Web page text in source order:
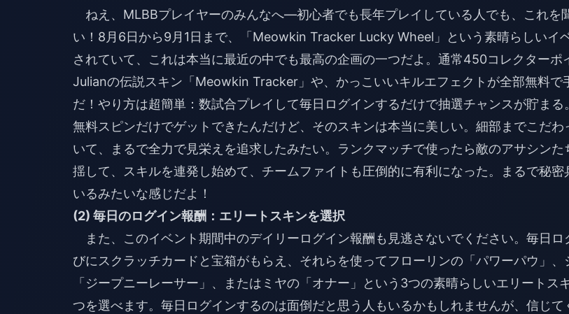
ねえ、MLBBプレイヤーのみんなへ—初心者でも長年プレイしている人でも、これを
い！8月6日から9月1日まで、「Meowkin Tracker Lucky Wheel」という素晴らしいイ
されていて、これは本当に最近の中でも最高の企画の一つだよ。通常450コレクターポ
Julianの伝説スキン「Meowkin Tracker」や、かっこいいキルエフェクトが全部無料で
だ！やり方は超簡単：数試合プレイして毎日ログインするだけで抽選チャンスが貯まる
無料スピンだけでゲットできたんだけど、そのスキンは本当に美しい。細部までこだわ
いて、まるで全力で見栄えを追求したみたい。ランクマッチで使ったら敵のアサシンた
揺して、スキルを連発し始めて、チームファイトも圧倒的に有利になった。まるで秘密
いるみたいな感じだよ！
(2) 毎日のログイン報酬：エリートスキンを選択
また、このイベント期間中のデイリーログイン報酬も見逃さないでください。毎日ロ
びにスクラッチカードと宝箱がもらえ、それらを使ってフローリンの「パワーパウ」、
「ジープニーレーサー」、またはミヤの「オナー」という3つの素晴らしいエリートス
つを選べます。毎日ログインするのは面倒だと思う人もいるかもしれませんが、信じて